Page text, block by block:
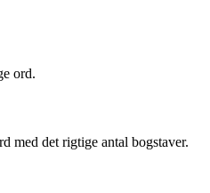
ord.
med det rigtige antal bogstaver.